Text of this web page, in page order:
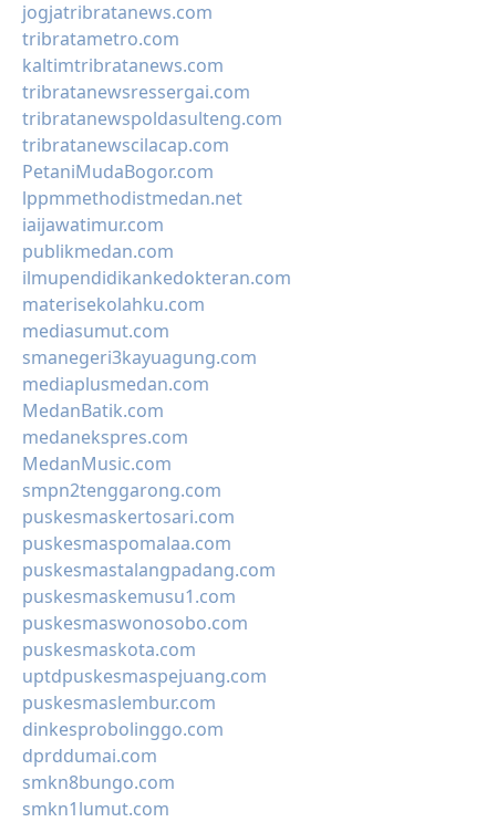
jogjatribratanews.com
tribratametro.com
kaltimtribratanews.com
tribratanewsressergai.com
tribratanewspoldasulteng.com
tribratanewscilacap.com
PetaniMudaBogor.com
lppmmethodistmedan.net
iaijawatimur.com
publikmedan.com
ilmupendidikankedokteran.com
materisekolahku.com
mediasumut.com
smanegeri3kayuagung.com
mediaplusmedan.com
MedanBatik.com
medanekspres.com
MedanMusic.com
smpn2tenggarong.com
puskesmaskertosari.com
puskesmaspomalaa.com
puskesmastalangpadang.com
puskesmaskemusu1.com
puskesmaswonosobo.com
puskesmaskota.com
uptdpuskesmaspejuang.com
puskesmaslembur.com
dinkesprobolinggo.com
dprddumai.com
smkn8bungo.com
smkn1lumut.com